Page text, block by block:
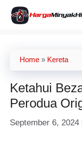
Skip
Home » Kereta
Ketahui
Perodua
September 6, 2024